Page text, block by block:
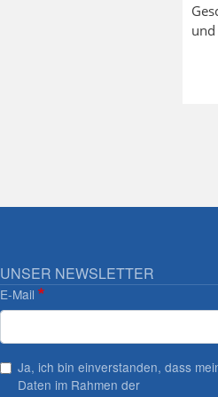
und
UNSER NEWSLETTER
E-Mail
Ja, ich bin einverstanden, dass
Daten im Rahmen der